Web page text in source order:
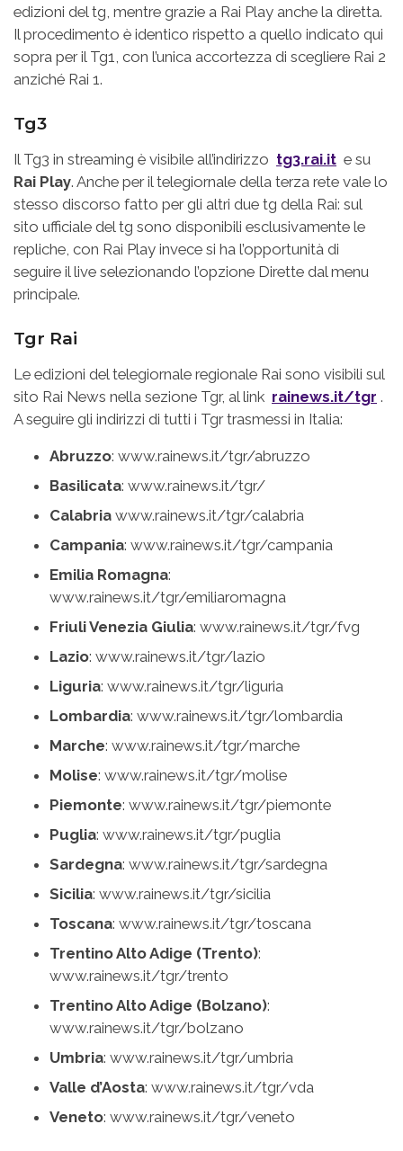
edizioni del tg, mentre grazie a Rai Play anche la diretta.
Il procedimento è identico rispetto a quello indicato qui
sopra per il Tg1, con l’unica accortezza di scegliere Rai 2
anziché Rai 1.
Tg3
Il Tg3 in streaming è visibile all’indirizzo tg3.rai.it e su
Rai Play. Anche per il telegiornale della terza rete vale lo
stesso discorso fatto per gli altri due tg della Rai: sul
sito ufficiale del tg sono disponibili esclusivamente le
repliche, con Rai Play invece si ha l’opportunità di
seguire il live selezionando l’opzione Dirette dal menu
principale.
Tgr Rai
Le edizioni del telegiornale regionale Rai sono visibili sul
sito Rai News nella sezione Tgr, al link rainews.it/tgr .
A seguire gli indirizzi di tutti i Tgr trasmessi in Italia:
Abruzzo: www.rainews.it/tgr/abruzzo
Basilicata: www.rainews.it/tgr/
Calabria www.rainews.it/tgr/calabria
Campania: www.rainews.it/tgr/campania
Emilia Romagna:
www.rainews.it/tgr/emiliaromagna
Friuli Venezia Giulia: www.rainews.it/tgr/fvg
Lazio: www.rainews.it/tgr/lazio
Liguria: www.rainews.it/tgr/liguria
Lombardia: www.rainews.it/tgr/lombardia
Marche: www.rainews.it/tgr/marche
Molise: www.rainews.it/tgr/molise
Piemonte: www.rainews.it/tgr/piemonte
Puglia: www.rainews.it/tgr/puglia
Sardegna: www.rainews.it/tgr/sardegna
Sicilia: www.rainews.it/tgr/sicilia
Toscana: www.rainews.it/tgr/toscana
Trentino Alto Adige (Trento):
www.rainews.it/tgr/trento
Trentino Alto Adige (Bolzano):
www.rainews.it/tgr/bolzano
Umbria: www.rainews.it/tgr/umbria
Valle d’Aosta: www.rainews.it/tgr/vda
Veneto: www.rainews.it/tgr/veneto